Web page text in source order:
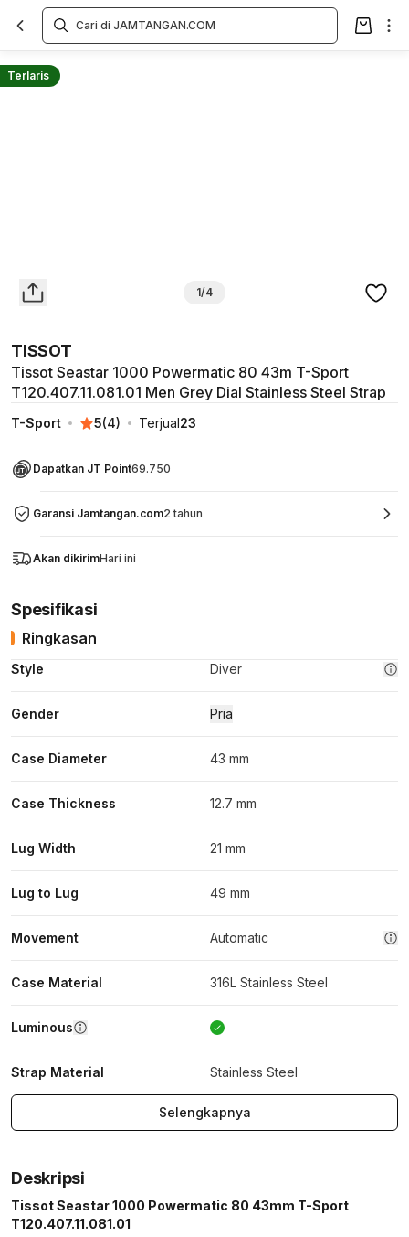
Terlaris
1/4
TISSOT
Tissot Seastar 1000 Powermatic 80 43m T-Sport
T120.407.11.081.01 Men Grey Dial Stainless Steel Strap
T-Sport 5(4) Terjual23
Dapatkan JT Point69.750
Garansi Jamtangan.com2 tahun
Akan dikirimHari ini
Overview
Spesifikasi
Ringkasan
Style Diver
Gender Pria
Case Diameter 43 mm
Case Thickness 12.7 mm
Lug Width 21 mm
Lug to Lug 49 mm
Movement Automatic
Case Material 316L Stainless Steel
Luminous
Strap Material Stainless Steel
Selengkapnya
Deskripsi
Tissot Seastar 1000 Powermatic 80 43mm T-Sport
T120.407.11.081.01